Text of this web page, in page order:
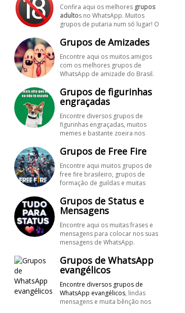
Confira aqui os melhores grupos
adultos no WhatsApp. Muitos
grupos de putaria num só lugar! O
grupos pornôs
aqui!
Grupos de Amizades
Encontre aqui os muitos amigos
com os melhores grupos de
WhatsApp de amizade do Brasil.
gratuitamente seus grupos de
amizades para encontrar novos
amigos! #SegueMeuPerfil!
Grupos de figurinhas
engraçadas
Encontre diversos grupos de
figurinhas engraçadas, muitos
memes e bastante zoeira nos
figurinhas.
Grupos de Free Fire
Encontre aqui muitos grupos de
free fire brasileiro, grupos de
formação de guildas e muitas
gratuitamente seus grupos de
freefire, é grátis! #SegueMeuPerfil!
Grupos de Status e
Mensagens
Encontre aqui os muitas frases e
mensagens para colocar nos suas
mensagens de WhatsApp.
WhatsApp de figurinhas e stickers.
Aproveite para cadastrar
gratuitamente seus grupos de
figurinhas, é grátis!
#SegueMeuPerfil!
Grupos de WhatsApp
evangélicos
Encontre diversos grupos de
WhatsApp evangélicos, lindas
mensagens e muita bênção nos